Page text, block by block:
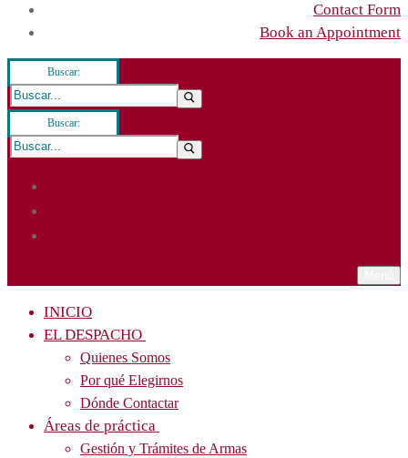
Contact Form
Book an Appointment
Buscar:
Buscar:
INICIO
EL DESPACHO
Quienes Somos
Por qué Elegirnos
Dónde Contactar
Áreas de práctica
Gestión y Trámites de Armas